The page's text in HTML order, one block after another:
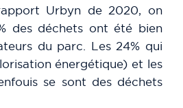
Urbyn de 2020, on
des déchets ont été bien
du parc. Les 24% qui
énergétique) et les
se sont des déchets